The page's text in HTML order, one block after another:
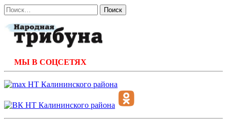
Найти:
МЫ В СОЦСЕТЯХ